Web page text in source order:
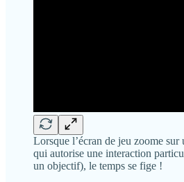
Lorsque l’écran de jeu zoome sur
qui autorise une interaction
un objectif), le temps se fige !